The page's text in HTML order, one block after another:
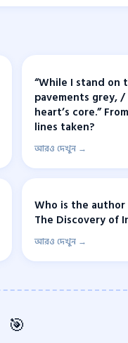
“While I stand on
pavements grey,
heart’s core.”
lines taken?
আরও দেখুন →
Who is the
The Discovery of
আরও দেখুন →
🎯